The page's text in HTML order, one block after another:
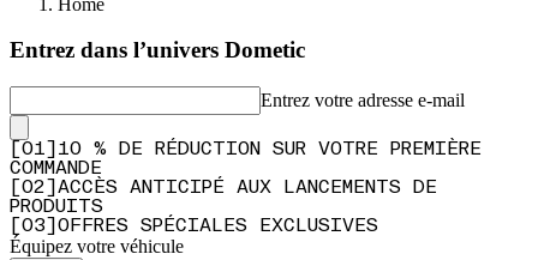
Entrez dans l’univers Dometic
Entrez votre adresse e-mail
01
10 % DE RÉDUCTION SUR VOTRE PREMIÈRE
COMMANDE
02
ACCÈS ANTICIPÉ AUX LANCEMENTS DE
PRODUITS
03 OFFRES SPÉCIALES EXCLUSIVES
Équipez votre véhicule